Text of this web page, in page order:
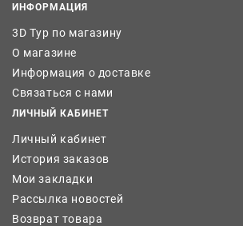
ИНФОРМАЦИЯ
3D Тур по магазину
О магазине
Информация о доставке
Связаться с нами
ЛИЧНЫЙ КАБИНЕТ
Личный кабинет
История заказов
Мои закладки
Рассылка новостей
Возврат товара